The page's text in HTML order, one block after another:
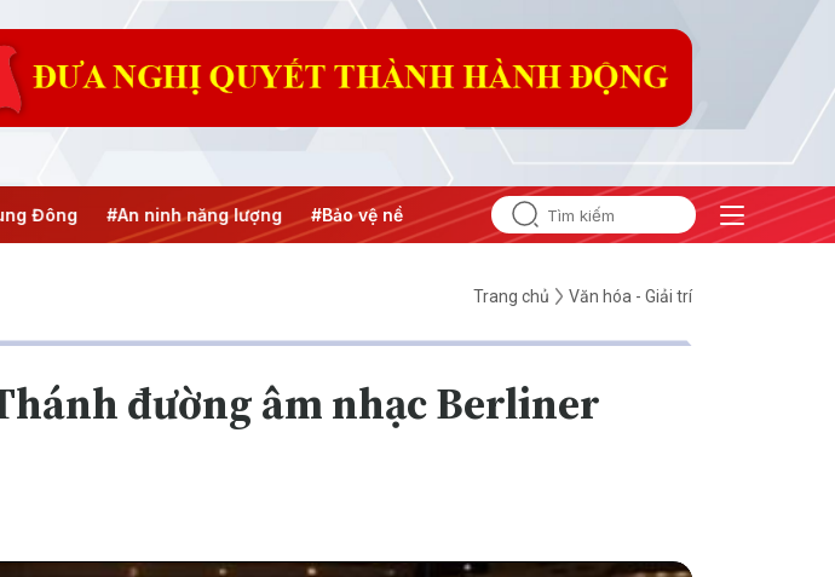
ninh năng lượng #Bảo vệ nền tảng tư tưởng của Đảng #Hội nghị Trung ương 3
Trang chủ Văn hóa - Giải trí
đường âm nhạc Berliner